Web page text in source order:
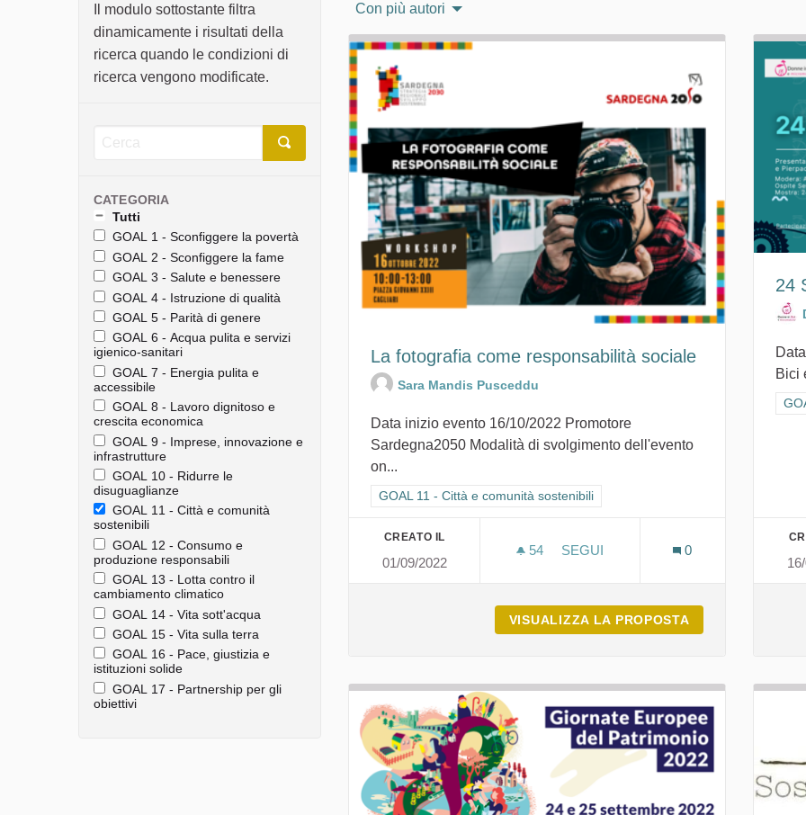
Il modulo sottostante filtra
dinamicamente i risultati della
ricerca quando le condizioni di
ricerca vengono modificate.
CATEGORIA
Tutti
GOAL 1 - Sconfiggere la povertà
GOAL 2 - Sconfiggere la fame
GOAL 3 - Salute e benessere
GOAL 4 - Istruzione di qualità
GOAL 5 - Parità di genere
GOAL 6 - Acqua pulita e servizi
igienico-sanitari
GOAL 7 - Energia pulita e
accessibile
GOAL 8 - Lavoro dignitoso e
crescita economica
GOAL 9 - Imprese, innovazione e
infrastrutture
GOAL 10 - Ridurre le
disuguaglianze
GOAL 11 - Città e comunità
sostenibili
GOAL 12 - Consumo e
produzione responsabili
GOAL 13 - Lotta contro il
cambiamento climatico
GOAL 14 - Vita sott'acqua
GOAL 15 - Vita sulla terra
GOAL 16 - Pace, giustizia e
istituzioni solide
GOAL 17 - Partnership per gli
obiettivi
Con più autori
La fotografia come responsabilità sociale
Sara Mandis Pusceddu
Data inizio evento 16/10/2022 Promotore
Sardegna2050 Modalità di svolgimento dell'evento
on...
Filtra i risultati per categoria: GOAL 11 - Città e comunità sostenibili
GOAL 11 - Città e comunità sostenibili
CREATO IL
01/09/2022
54 54 SOSTENITORI
SEGUI
LA FOTOGRAFIA COME
0
VISUALIZZA LA PROPOSTA LA
24
Bici